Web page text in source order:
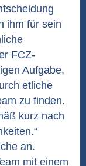
ihm für sein
FCZ-
Aufgabe,
etliche
zu finden.
kurz nach
an.
mit einem